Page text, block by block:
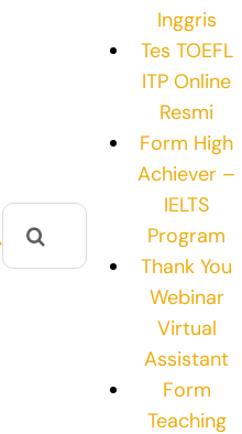
Search
for:
Inggris
Tes TOEFL
ITP Online
Resmi
Form High
Achiever –
IELTS
Program
Thank You
Webinar
Virtual
Assistant
Form
Teaching